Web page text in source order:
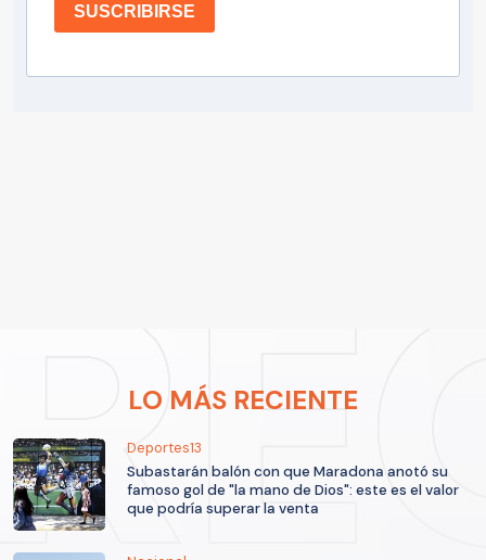
SUSCRIBIRSE
LO MÁS RECIENTE
Deportes13
Subastarán balón con que Maradona anotó su
famoso gol de "la mano de Dios": este es el valor
que podría superar la venta